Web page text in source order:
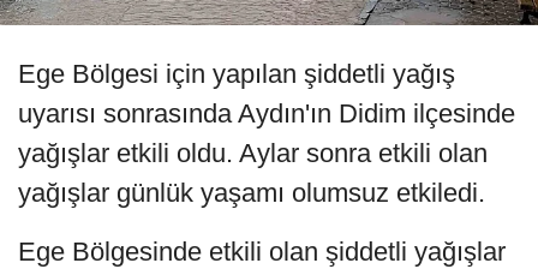
Ege Bölgesi için yapılan şiddetli yağış
uyarısı sonrasında Aydın'ın Didim ilçesinde
yağışlar etkili oldu. Aylar sonra etkili olan
yağışlar günlük yaşamı olumsuz etkiledi.
Ege Bölgesinde etkili olan şiddetli yağışlar